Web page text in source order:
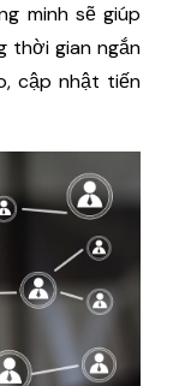
minh sẽ giúp
thời gian ngắn
cập nhật tiến